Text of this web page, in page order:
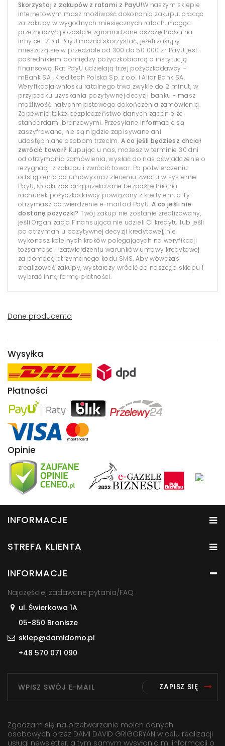
Skorzystaj z zakupów z ratami z PayU!W naszym sklepie
internetowym masz możliwość dokonania zakupu, płacąc
za zakupy w wygodnych miesięcznych ratach, mogąc
przeznaczyć pozostałe zgromadzone oszczędności na
inny cel. Z rat PayU można skorzystać, jeżeli zakupy
mieszczą się w przedziale od 300 do 50 000 zł. PayU jest
pośrednikiem pomiędzy pożyczkobiorcą a instytucją
finansową. Rat PayU udzielają trzej pożyczkodawcy –
mBank SA , Kreditech Polska Sp. z o.o. i Alior Bank SA.
Weryfikacja wniosku ratalnego trwa zwykle do 2 minut, w
przypadku uzyskania pozytywnej decyzji banku - masz
możliwość natychmiastowego dokończenia zamówienia.
Zapewnia także bezpieczeństwo danych zgodnie ze
standardami branżowymi. Przesyłane informacje są
zaszyfrowane, nie są nigdzie zapisywane ani
udostępniane osobom trzecim. A co jeśli będziesz chciał
zwrócić towar? Kupując u nas, możesz w terminie 30 dni
od otrzymania zamówienia, wysłać do nas oświadczenie o
rezygnacji z zakupu i zwrócić towar. Po potwierdzeniu
odstąpienia od umowy oraz zleceniu zwrotu w systemie
PayU, środki zostaną przekazane bezpośrednio na
rachunek pożyczkodawcy powiązany z kredytem, a Ty
otrzymasz potwierdzenie e-mail od PayU. A co jeśli nie
dostanę pożyczki? Twój zakup nie zostanie zrealizowany,
jeśli Organizacja Finansująca nie udzieli Ci kredytu lub jeśli
po otrzymaniu pozytywnej decyzji kredytowej, nie
wykonasz kolejnych kroków polegających na weryfikacji
tożsamości i zatwierdzeniu warunków umowy kredytowej
za pomocą otrzymanego kodu SMS. Aby wówczas
zrealizować zakupy, wystarczy wrócić do naszego sklepu i
wybrać inną formę płatności.
Dane producenta
Wysyłka
Płatności
Opinie
INFORMACJE
STREFA KLIENTA
INFORMACJE
Najczęściej zadawane pytania/FAQ
ul. Świerkowa 1A
05-850 Bronisze
sklep@damidomo.pl
+48 570 071 090
ZAPISZ SIĘ
Zgadzam się na przetwarzanie moich danych
osobowych przez DAMI DAVID GRIGORYAN w celu realizacji
usługi newsletter, a tym samym wysyłania mi informacji o